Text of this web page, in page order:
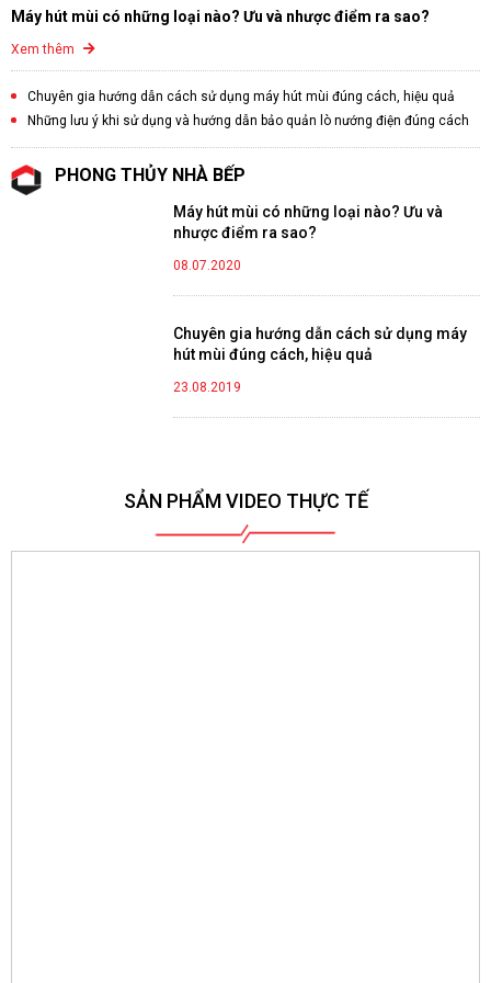
Máy hút mùi có những loại nào? Ưu và nhược điểm ra sao?
Xem thêm
Chuyên gia hướng dẫn cách sử dụng máy hút mùi đúng cách, hiệu quả
Những lưu ý khi sử dụng và hướng dẫn bảo quản lò nướng điện đúng cách
PHONG THỦY NHÀ BẾP
Máy hút mùi có những loại nào? Ưu và
nhược điểm ra sao?
08.07.2020
Chuyên gia hướng dẫn cách sử dụng máy
hút mùi đúng cách, hiệu quả
23.08.2019
SẢN PHẨM VIDEO THỰC TẾ